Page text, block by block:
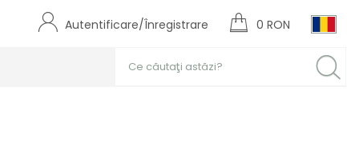
Autentificare/Înregistrare 0 RON